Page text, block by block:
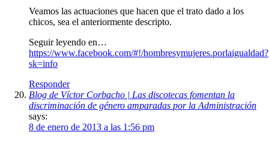
Veamos las actuaciones que hacen que el trato dado a los
chicos, sea el anteriormente descripto.
Seguir leyendo en…
https://www.facebook.com/#!/hombresymujeres.porlaigualdad?
sk=info
Responder
Blog de Víctor Corbacho | Las discotecas fomentan la
discriminación de género amparadas por la Administración
says:
8 de enero de 2013 a las 1:56 pm